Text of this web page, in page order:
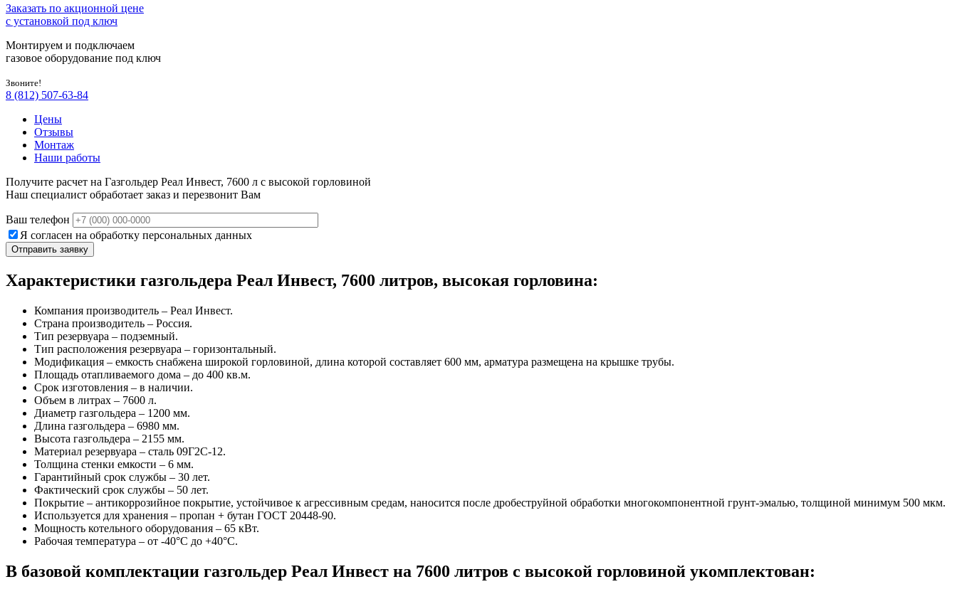
Заказать по акционной цене
с установкой под ключ
Монтируем и подключаем
газовое оборудование под ключ
Звоните!
8 (812) 507-63-84
Цены
Отзывы
Монтаж
Наши работы
Получите расчет на Газгольдер Реал Инвест, 7600 л с высокой горловиной
Наш специалист обработает заказ и перезвонит Вам
Ваш телефон
Я согласен на обработку персональных данных
Характеристики газгольдера Реал Инвест, 7600 литров, высокая горловина:
Компания производитель – Реал Инвест.
Страна производитель – Россия.
Тип резервуара – подземный.
Тип расположения резервуара – горизонтальный.
Модификация – емкость снабжена широкой горловиной, длина которой составляет 600 мм, арматура размещена на крышке трубы.
Площадь отапливаемого дома – до 400 кв.м.
Срок изготовления – в наличии.
Объем в литрах – 7600 л.
Диаметр газгольдера – 1200 мм.
Длина газгольдера – 6980 мм.
Высота газгольдера – 2155 мм.
Материал резервуара – сталь 09Г2С-12.
Толщина стенки емкости – 6 мм.
Гарантийный срок службы – 30 лет.
Фактический срок службы – 50 лет.
Покрытие – антикоррозийное покрытие, устойчивое к агрессивным средам, наносится после дробеструйной обработки многокомпонентной грунт-эмалью, толщиной минимум 500 мкм.
Используется для хранения – пропан + бутан ГОСТ 20448-90.
Мощность котельного оборудования – 65 кВт.
Рабочая температура – от -40°C до +40°C.
В базовой комплектации газгольдер Реал Инвест на 7600 литров с высокой горловиной укомплектован: